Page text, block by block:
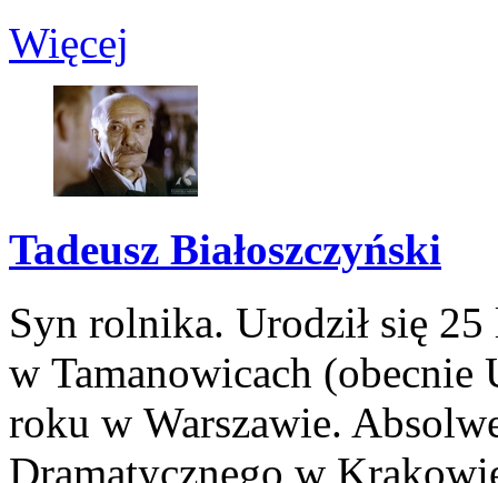
Więcej
Tadeusz Białoszczyński
Syn rolnika. Urodził się
w Tamanowicach (obecnie
roku w Warszawie.
Dramatycznego w